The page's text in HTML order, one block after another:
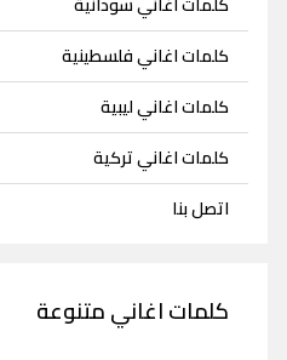
كلمات اغاني فلسطينية
كلمات اغاني ليبية
كلمات اغاني تركية
اتصل بنا
كلمات اغاني متنوعة